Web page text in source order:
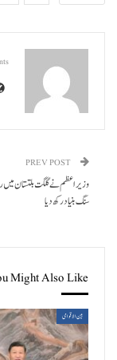
وزیراعظم نے گلگت بلتستان میں
سنگ بنیاد رکھ دیا
Might Also Like
بین الاقوامی